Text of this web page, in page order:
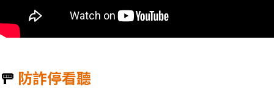
🚥 防詐停看聽